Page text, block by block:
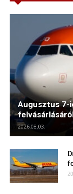
Augusztus 7-
2026.08.03.